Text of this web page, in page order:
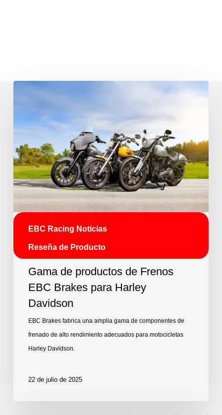
EBC Racing Noticias
Reseña de Producto
Gama de productos de Frenos
EBC Brakes para Harley
Davidson
EBC Brakes fabrica una amplia gama de componentes de
frenado de alto rendimiento adecuados para motocicletas
Harley Davidson.
22 de julio de 2025